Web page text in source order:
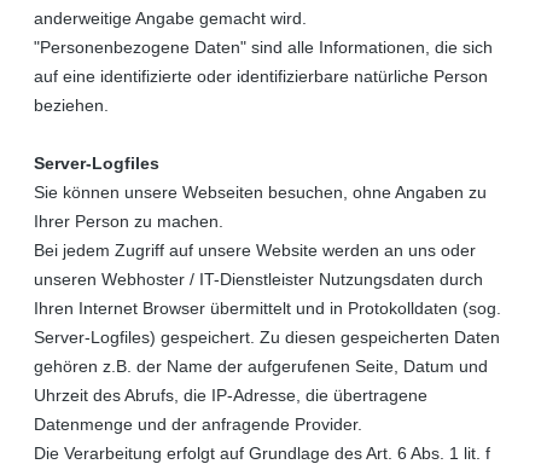
anderweitige Angabe gemacht wird.
"Personenbezogene Daten" sind alle Informationen, die sich
auf eine identifizierte oder identifizierbare natürliche Person
beziehen.
Server-Logfiles
Sie können unsere Webseiten besuchen, ohne Angaben zu
Ihrer Person zu machen.
Bei jedem Zugriff auf unsere Website werden an uns oder
unseren Webhoster / IT-Dienstleister Nutzungsdaten durch
Ihren Internet Browser übermittelt und in Protokolldaten (sog.
Server-Logfiles) gespeichert. Zu diesen gespeicherten Daten
gehören z.B. der Name der aufgerufenen Seite, Datum und
Uhrzeit des Abrufs, die IP-Adresse, die übertragene
Datenmenge und der anfragende Provider.
Die Verarbeitung erfolgt auf Grundlage des Art. 6 Abs. 1 lit. f